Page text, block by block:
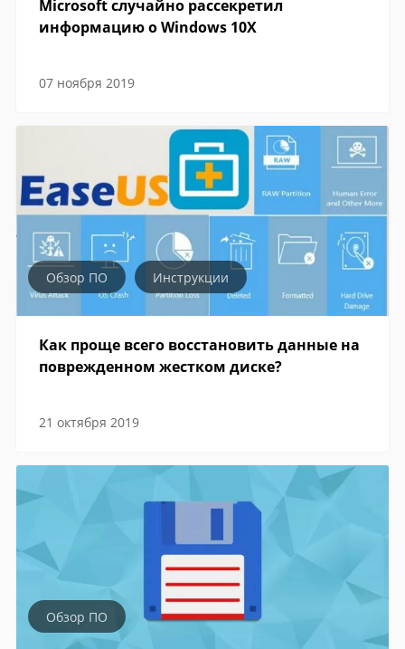
Microsoft случайно рассекретил
информацию о Windows 10X
07 ноября 2019
Обзор ПО Инструкции
Как проще всего восстановить данные на
поврежденном жестком диске?
21 октября 2019
Обзор ПО